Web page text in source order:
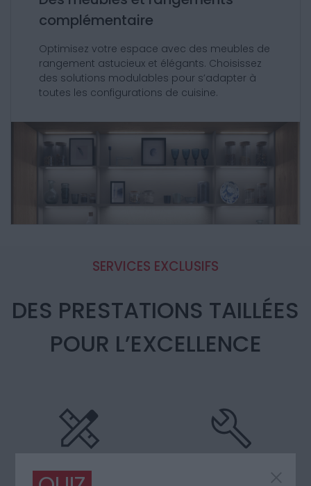
complémentaire
Optimisez votre espace avec des meubles de
rangement astucieux et élégants. Choisissez
des solutions modulables pour s’adapter à
toutes les configurations de cuisine.
SERVICES EXCLUSIFS
DES PRESTATIONS TAILLÉES
POUR L’EXCELLENCE
Designer